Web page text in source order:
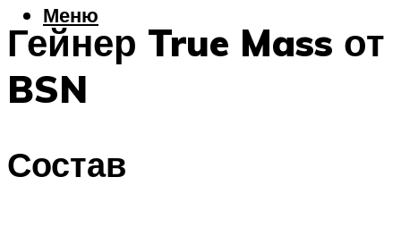
Меню
Гейнер True Mass от
BSN
Состав